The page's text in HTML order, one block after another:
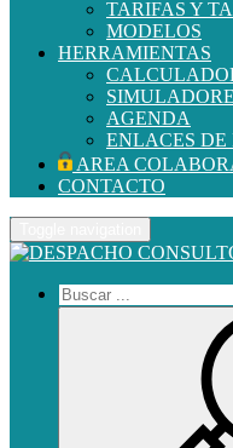
TARIFAS Y
MODELOS
HERRAMIENTAS
AGENDA
ENLACES DE
AREA
CONTACTO